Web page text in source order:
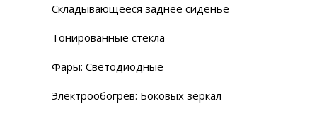
Складывающееся заднее сиденье
Тонированные стекла
Фары: Светодиодные
Электрообогрев: Боковых зеркал